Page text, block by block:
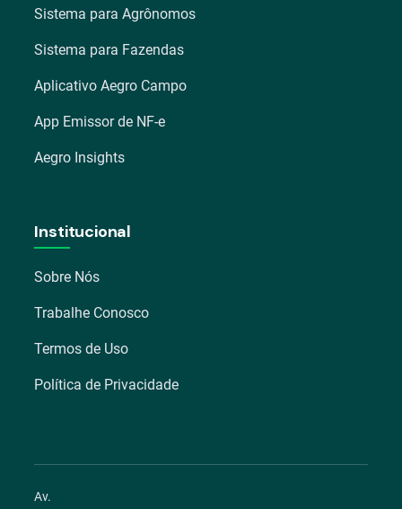
Sistema para Agrônomos
Sistema para Fazendas
Aplicativo Aegro Campo
App Emissor de NF-e
Aegro Insights
Institucional
Sobre Nós
Trabalhe Conosco
Termos de Uso
Política de Privacidade
Av.